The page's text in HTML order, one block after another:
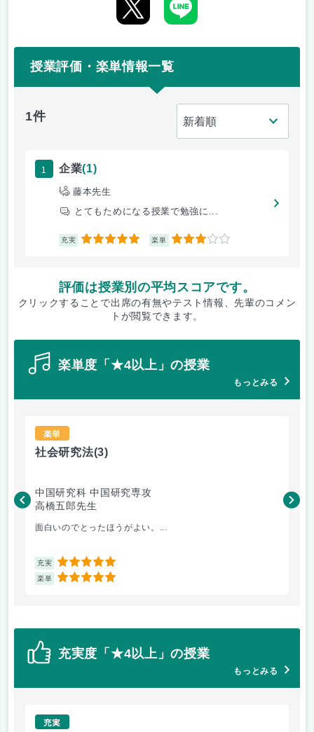
授業評価・楽単情報一覧
1件
1 企業(1)
藤本先生
とてもためになる授業で勉強に...
充実 5 楽単 3
評価は授業別の平均スコアです。
クリックすることで出席の有無やテスト情報、先輩のコメン
トが閲覧できます。
楽単度「★4以上」の授業
もっとみる
楽単
社会研究法(3)
中国研究科 中国研究専攻
高橋五郎先生
面白いのでとったほうがよい。...
充実 5
楽単 5
木
充実度「★4以上」の授業
もっとみる
充実